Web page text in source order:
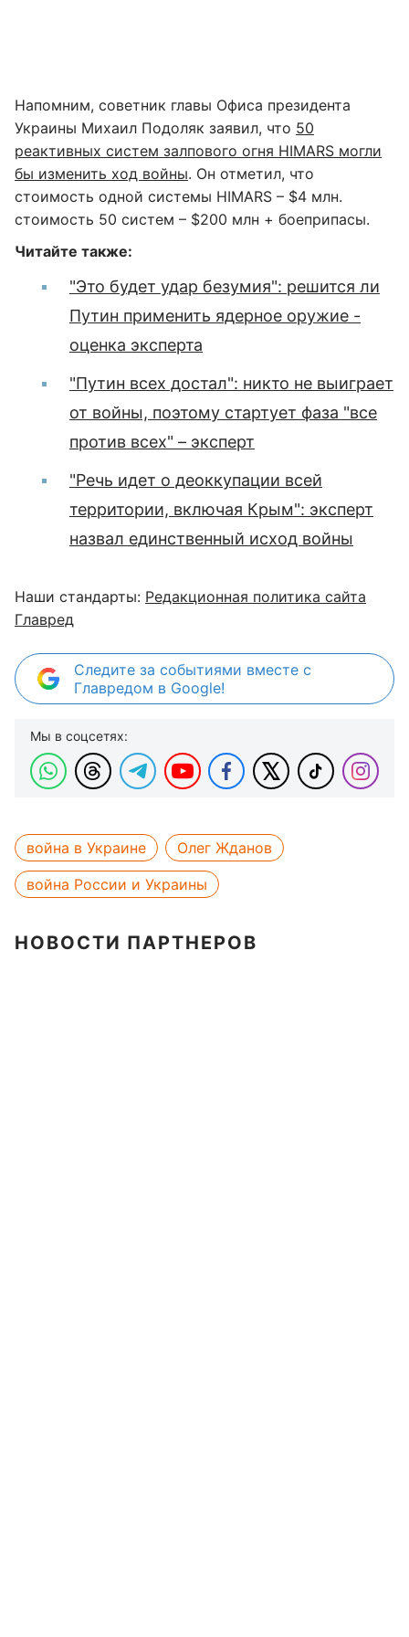
Напомним, советник главы Офиса президента
Украины Михаил Подоляк заявил, что 50
реактивных систем залпового огня HIMARS могли
бы изменить ход войны. Он отметил, что
стоимость одной системы HIMARS – $4 млн.
стоимость 50 систем – $200 млн + боеприпасы.
Читайте также:
"Это будет удар безумия": решится ли
Путин применить ядерное оружие -
оценка эксперта
"Путин всех достал": никто не выиграет
от войны, поэтому стартует фаза "все
против всех" – эксперт
"Речь идет о деоккупации всей
территории, включая Крым": эксперт
назвал единственный исход войны
Наши стандарты: Редакционная политика сайта
Главред
Следите за событиями вместе с
Главредом в Google!
Мы в соцсетях:
война в Украине
Олег Жданов
война России и Украины
НОВОСТИ ПАРТНЕРОВ